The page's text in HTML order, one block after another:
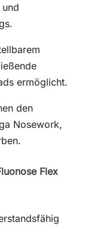
ermöglicht.
den
Nosework,
Flex